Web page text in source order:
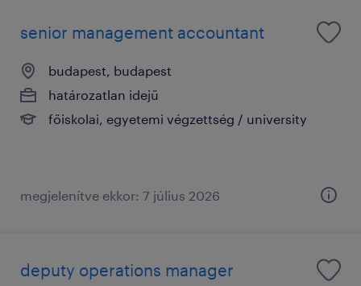
senior management accountant
budapest, budapest
határozatlan idejű
főiskolai, egyetemi végzettség / university
megjelenítve ekkor: 7 július 2026
deputy operations manager